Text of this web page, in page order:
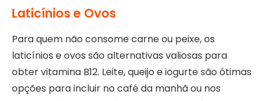
Laticínios e Ovos
Para quem não consome carne ou peixe, os
laticínios e ovos são alternativas valiosas para
obter vitamina B12. Leite, queijo e iogurte são ótimas
opções para incluir no café da manhã ou nos